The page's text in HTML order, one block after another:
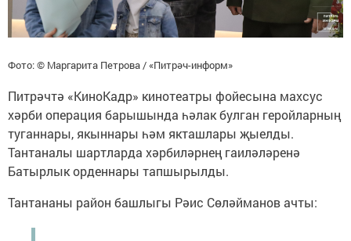
Фото: © Маргарита Петрова / «Питрәч-информ»
Питрәчтә «КиноКадр» кинотеатры фойесына махсус
хәрби операция барышында һәлак булган геройларның
туганнары, якыннары һәм якташлары җыелды.
Тантаналы шартларда хәрбиләрнең гаиләләренә
Батырлык орденнары тапшырылды.
Тантананы район башлыгы Рәис Сөләйманов ачты: